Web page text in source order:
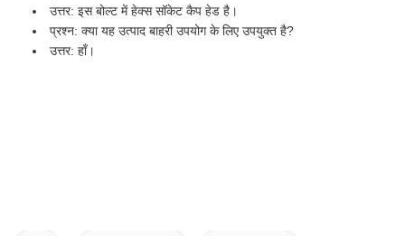
उत्तर: इस बोल्ट में हेक्स सॉकेट कैप हेड है।
प्रश्न: क्या यह उत्पाद बाहरी उपयोग के लिए उपयुक्त है?
उत्तर: हाँ।